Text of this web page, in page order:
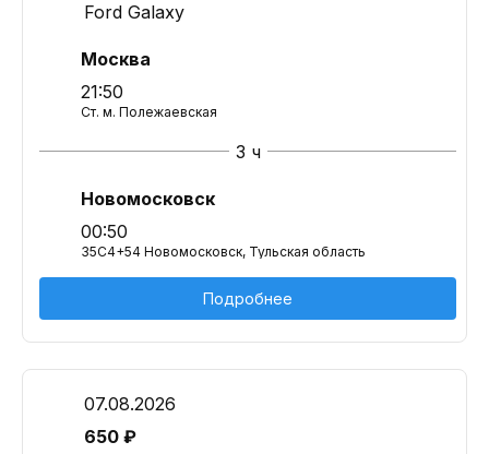
Ford Galaxy
Москва
21:50
Ст. м. Полежаевская
3 ч
Новомосковск
00:50
35C4+54 Новомосковск, Тульская область
Подробнее
07.08.2026
650 ₽